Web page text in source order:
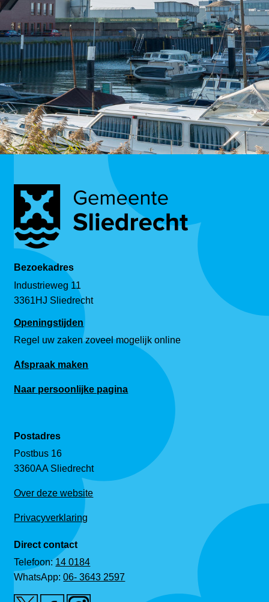
Bezoekadres
Industrieweg 11
3361HJ Sliedrecht
Openingstijden
Regel uw zaken zoveel mogelijk online
Afspraak maken
Naar persoonlijke pagina
Postadres
Postbus 16
3360AA Sliedrecht
Over deze website
Privacyverklaring
Direct contact
Telefoon:14 0184
WhatsApp:06- 3643 2597